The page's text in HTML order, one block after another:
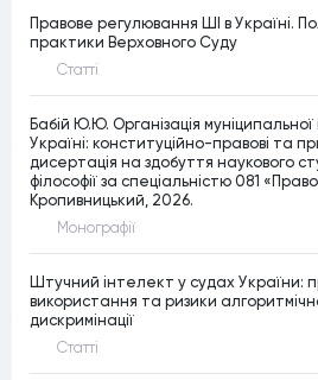
Правове регулювання ШІ в Україні.
практики Верховного Суду
Статтi
Бабій Ю.Ю. Організація муніципальної
Україні: конституційно-правові та
дисертація на здобуття наукового
філософії за спеціальністю 081
Кропивницький, 2026.
Монографiї
Штучний інтелект у судах України:
використання та ризики
дискримінації
Статтi